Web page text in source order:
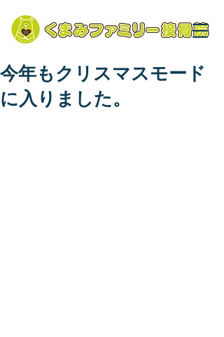
今年もクリスマスモード
に入りました。